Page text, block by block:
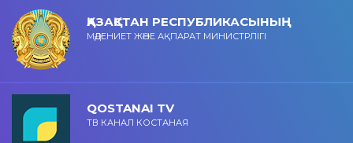
ҚАЗАҚСТАН РЕСПУБЛИКАСЫНЫҢ
МӘДЕНИЕТ ЖӘНЕ АҚПАРАТ МИНИСТРЛІГІ
QOSTANAI TV
ТВ КАНАЛ КОСТАНАЯ